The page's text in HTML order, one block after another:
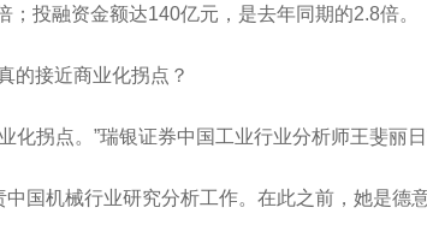
投融资金额达140亿元，是去年同期的2.8倍。
的接近商业化拐点？
化拐点。”瑞银证券中国工业行业分析师王斐丽
国机械行业研究分析工作。在此之前，她是德